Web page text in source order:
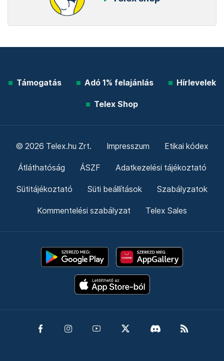
Támogatás Adó 1% felajánlás Hírlevelek
Telex Shop
© 2026 Telex.hu Zrt. Impresszum Etikai kódex
Átláthatóság ÁSZF Adatkezelési tájékoztató
Sütitájékoztató Süti beállítások Szabályzatok
Kommentelési szabályzat Telex Sales